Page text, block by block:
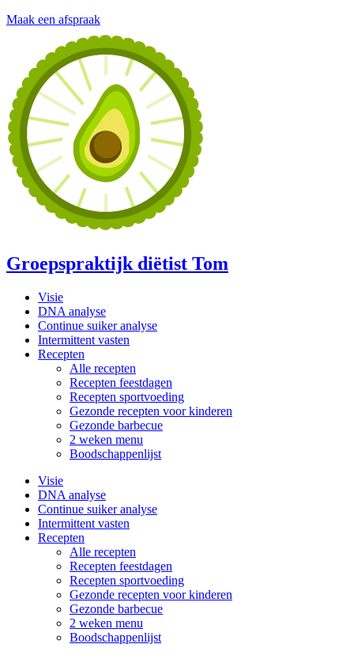
Maak een afspraak
Groepspraktijk diëtist Tom
Visie
DNA analyse
Continue suiker analyse
Intermittent vasten
Recepten
Alle recepten
Recepten feestdagen
Recepten sportvoeding
Gezonde recepten voor kinderen
Gezonde barbecue
2 weken menu
Boodschappenlijst
Visie
DNA analyse
Continue suiker analyse
Intermittent vasten
Recepten
Alle recepten
Recepten feestdagen
Recepten sportvoeding
Gezonde recepten voor kinderen
Gezonde barbecue
2 weken menu
Boodschappenlijst